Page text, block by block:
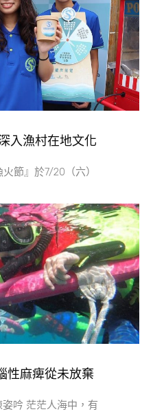
入漁村在地文化
節』於7/20（六）
性麻痺從未放棄
吟 茫茫人海中，有